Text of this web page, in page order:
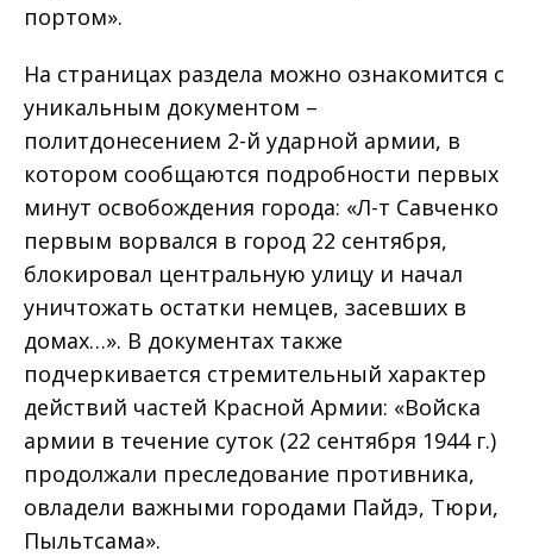
портом».
На страницах раздела можно ознакомится с
уникальным документом –
политдонесением 2-й ударной армии, в
котором сообщаются подробности первых
минут освобождения города: «Л-т Савченко
первым ворвался в город 22 сентября,
блокировал центральную улицу и начал
уничтожать остатки немцев, засевших в
домах…». В документах также
подчеркивается стремительный характер
действий частей Красной Армии: «Войска
армии в течение суток (22 сентября 1944 г.)
продолжали преследование противника,
овладели важными городами Пайдэ, Тюри,
Пыльтсама».